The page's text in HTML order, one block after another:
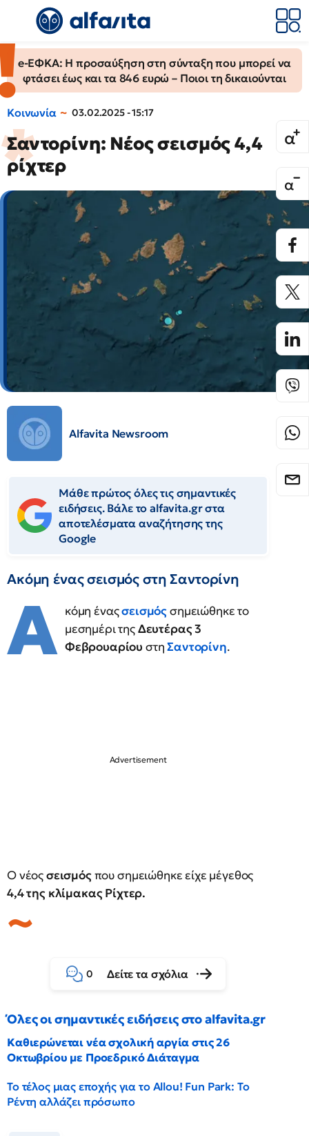
e-ΕΦΚΑ: Η προσαύξηση στη σύνταξη που μπορεί να
φτάσει έως και τα 846 ευρώ – Ποιοι τη δικαιούνται
Κοινωνία 03.02.2025 - 15:17
Σαντορίνη: Νέος σεισμός 4,4
ρίχτερ
Alfavita Newsroom
Μάθε πρώτος όλες τις σημαντικές
ειδήσεις. Βάλε το alfavita.gr στα
αποτελέσματα αναζήτησης της
Google
Ακόμη ένας σεισμός στη Σαντορίνη
Α κόμη έναςσεισμόςσημειώθηκε το
μεσημέρι τηςΔευτέρας 3
Φεβρουαρίου στηΣαντορίνη.
Ο νέοςσεισμόςπου σημειώθηκε είχε μέγεθος
4,4 της κλίμακας Ρίχτερ.
0 Δείτε τα σχόλια
Όλες οι σημαντικές ειδήσεις στο alfavita.gr
Καθιερώνεται νέα σχολική αργία στις 26
Οκτωβρίου με Προεδρικό Διάταγμα
Το τέλος μιας εποχής για το Allou! Fun Park: Το
Ρέντη αλλάζει πρόσωπο